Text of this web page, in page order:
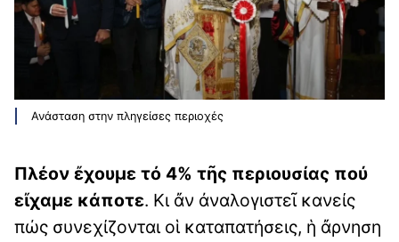
Ανάσταση στην πληγείσες περιοχές
Πλέον ἔχουμε τό 4% τῆς περιουσίας πού
εἴχαμε κάποτε. Κι ἄν ἀναλογιστεῖ κανείς
πώς συνεχίζονται οἱ καταπατήσεις, ἡ ἄρνηση